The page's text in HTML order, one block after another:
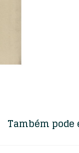
Também